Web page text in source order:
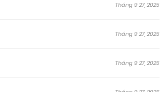
Tháng 9 27, 2025
Tháng 9 27, 2025
Tháng 9 27, 2025